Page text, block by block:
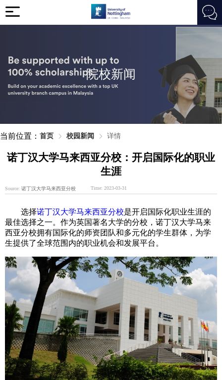
院校新闻
当前位置： 首页 校园新闻 详情
诺丁汉大学马来西亚分校：开启国际化的职业
生涯
Source: 诺丁汉大学马来西亚分校 Time: 2023-03-31
选择诺丁汉大学马来西亚分校是开启国际化职业生涯的
最佳选择之一。作为英国著名大学的分校，诺丁汉大学马来
西亚分校拥有国际化的师资团队和多元化的学生群体，为学
生提供了全球范围内的职业机会和发展平台。